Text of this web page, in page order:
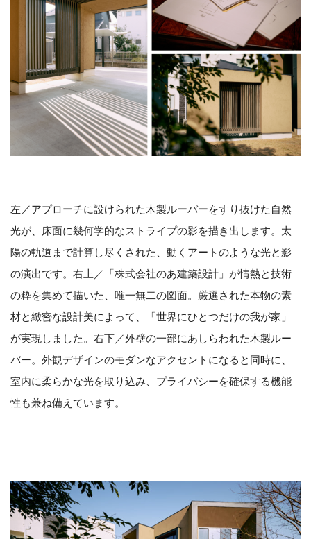
左／アプローチに設けられた木製ルーバーをすり抜けた自然
光が、床面に幾何学的なストライプの影を描き出します。太
陽の軌道まで計算し尽くされた、動くアートのような光と影
の演出です。右上／「株式会社のあ建築設計」が情熱と技術
の粋を集めて描いた、唯一無二の図面。厳選された本物の素
材と緻密な設計美によって、「世界にひとつだけの我が家」
が実現しました。右下／外壁の一部にあしらわれた木製ルー
バー。外観デザインのモダンなアクセントになると同時に、
室内に柔らかな光を取り込み、プライバシーを確保する機能
性も兼ね備えています。